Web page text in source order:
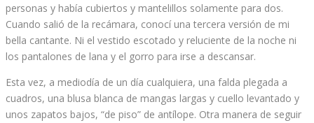
personas y había cubiertos y mantelillos solamente para dos.
Cuando salió de la recámara, conocí una tercera versión de mi
bella cantante. Ni el vestido escotado y reluciente de la noche ni
los pantalones de lana y el gorro para irse a descansar.
Esta vez, a mediodía de un día cualquiera, una falda plegada a
cuadros, una blusa blanca de mangas largas y cuello levantado y
unos zapatos bajos, “de piso” de antílope. Otra manera de seguir